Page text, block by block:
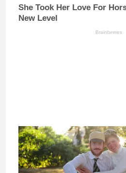
She Took Her Love For
New Level
Brainberries